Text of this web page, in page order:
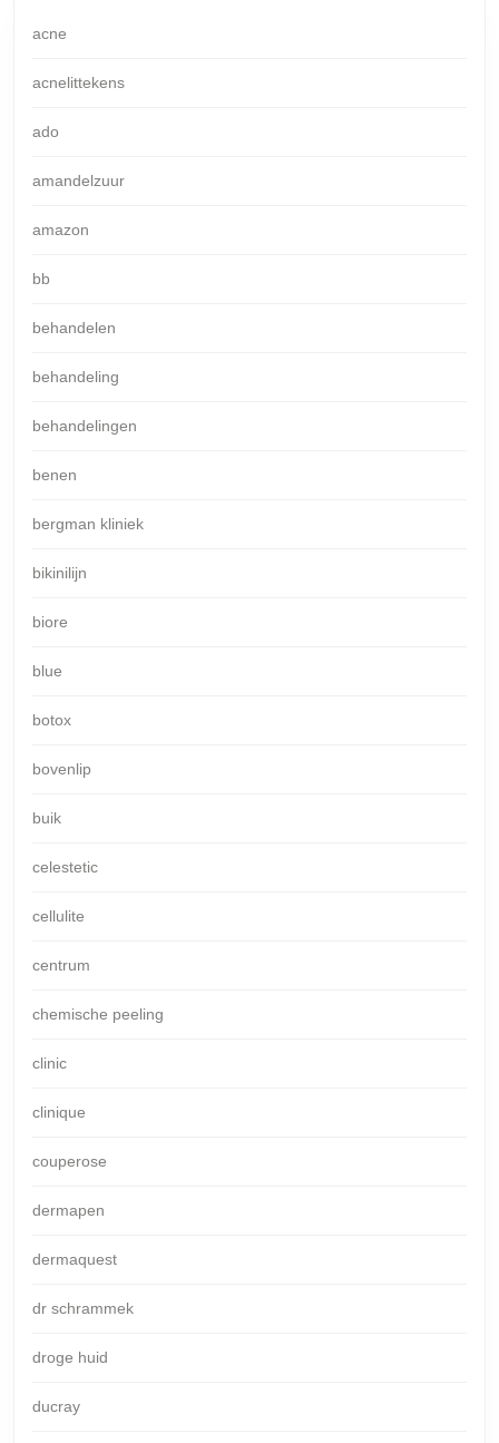
acne
acnelittekens
ado
amandelzuur
amazon
bb
behandelen
behandeling
behandelingen
benen
bergman kliniek
bikinilijn
biore
blue
botox
bovenlip
buik
celestetic
cellulite
centrum
chemische peeling
clinic
clinique
couperose
dermapen
dermaquest
dr schrammek
droge huid
ducray